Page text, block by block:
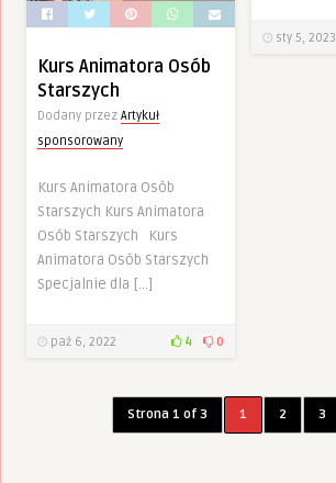
sty 5, 2023
Kurs Animatora Osób
Starszych
Dodany przez Artykuł
sponsorowany
Kurs Animatora Osób
Starszych Kurs Animatora
Osób Starszych Kurs
Animatora Osób Starszych
Specjalnie dla […]
paź 6, 2022 4 0
Strona 1 of 3 1 2 3